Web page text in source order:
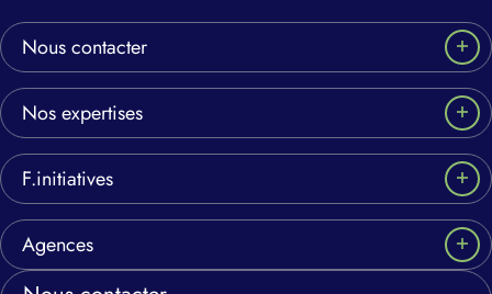
Nous contacter
Nos expertises
F.initiatives
Agences